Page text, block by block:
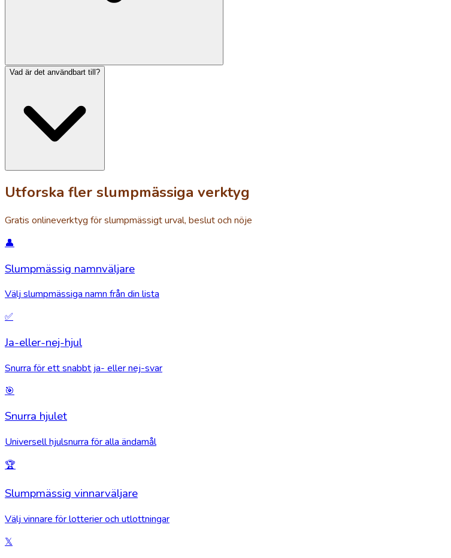
Vad är det användbart till?
Utforska fler slumpmässiga verktyg
Gratis onlineverktyg för slumpmässigt urval, beslut och nöje
👤
Slumpmässig namnväljare
Välj slumpmässiga namn från din lista
✅
Ja-eller-nej-hjul
Snurra för ett snabbt ja- eller nej-svar
🎯
Snurra hjulet
Universell hjulsnurra för alla ändamål
🏆
Slumpmässig vinnarväljare
Välj vinnare för lotterier och utlottningar
𝕏